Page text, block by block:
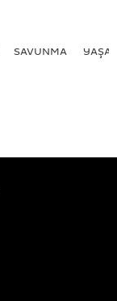
SAVUNMA